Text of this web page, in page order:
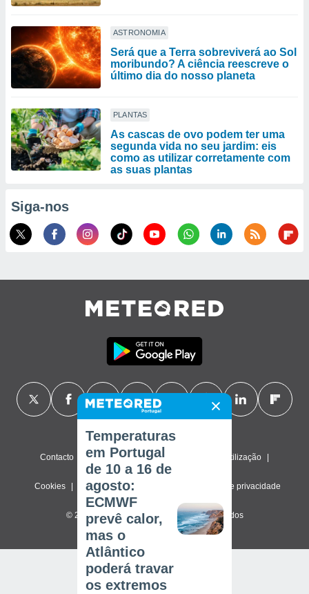
ASTRONOMIA
Será que a Terra sobreviverá ao Sol
moribundo? A ciência reescreve o
último dia do nosso planeta
PLANTAS
As cascas de ovo podem ter uma
segunda vida no seu jardim: eis
como as utilizar corretamente com
as suas plantas
Siga-nos
Contacto Sobre nós FAQ Termos de utilização
Cookies Política de privacidade Definições de privacidade
© 2026 Meteored. Todos os direitos reservados
Temperaturas
em Portugal
de 10 a 16 de
agosto:
ECMWF
prevê calor,
mas o
Atlântico
poderá travar
os extremos